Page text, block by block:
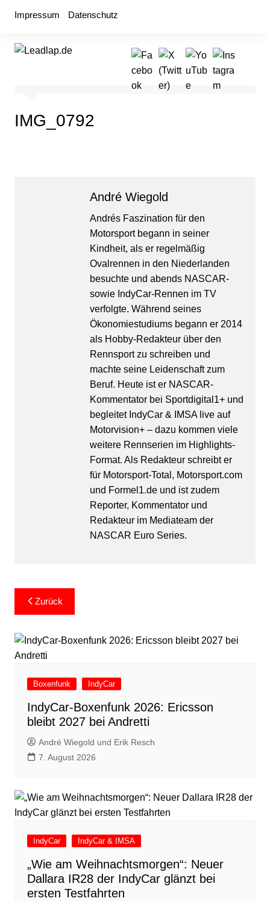
Impressum Datenschutz
IMG_0792
André Wiegold
Andrés Faszination für den
Motorsport begann in seiner
Kindheit, als er regelmäßig
Ovalrennen in den Niederlanden
besuchte und abends NASCAR-
sowie IndyCar-Rennen im TV
verfolgte. Während seines
Ökonomiestudiums begann er 2014
als Hobby-Redakteur über den
Rennsport zu schreiben und
machte seine Leidenschaft zum
Beruf. Heute ist er NASCAR-
Kommentator bei Sportdigital1+ und
begleitet IndyCar & IMSA live auf
Motorvision+ – dazu kommen viele
weitere Rennserien im Highlights-
Format. Als Redakteur schreibt er
für Motorsport-Total, Motorsport.com
und Formel1.de und ist zudem
Reporter, Kommentator und
Redakteur im Mediateam der
NASCAR Euro Series.
Beitragsnavigation
Zurück
Boxenfunk IndyCar
IndyCar-Boxenfunk 2026: Ericsson
bleibt 2027 bei Andretti
André Wiegold und Erik Resch
7. August 2026
IndyCar IndyCar & IMSA
„Wie am Weihnachtsmorgen“: Neuer
Dallara IR28 der IndyCar glänzt bei
ersten Testfahrten